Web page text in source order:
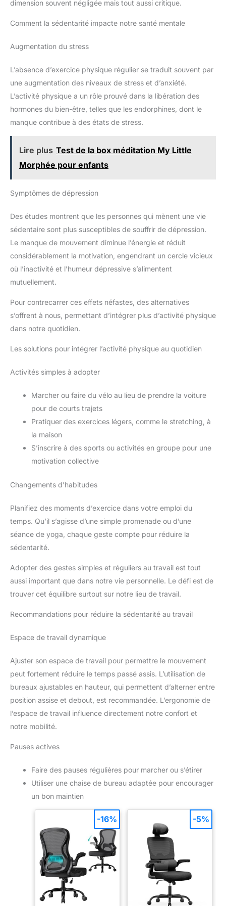
dimension souvent négligée mais tout aussi critique.
Comment la sédentarité impacte notre santé mentale
Augmentation du stress
L’absence d’exercice physique régulier se traduit souvent par
une augmentation des niveaux de stress et d’anxiété.
L’activité physique a un rôle prouvé dans la libération des
hormones du bien-être, telles que les endorphines, dont le
manque contribue à des états de stress.
Lire plus Test de la box méditation My Little
Morphée pour enfants
Symptômes de dépression
Des études montrent que les personnes qui mènent une vie
sédentaire sont plus susceptibles de souffrir de dépression.
Le manque de mouvement diminue l’énergie et réduit
considérablement la motivation, engendrant un cercle vicieux
où l’inactivité et l’humeur dépressive s’alimentent
mutuellement.
Pour contrecarrer ces effets néfastes, des alternatives
s’offrent à nous, permettant d’intégrer plus d’activité physique
dans notre quotidien.
Les solutions pour intégrer l’activité physique au quotidien
Activités simples à adopter
Marcher ou faire du vélo au lieu de prendre la voiture
pour de courts trajets
Pratiquer des exercices légers, comme le stretching, à
la maison
S’inscrire à des sports ou activités en groupe pour une
motivation collective
Changements d’habitudes
Planifiez des moments d’exercice dans votre emploi du
temps. Qu’il s’agisse d’une simple promenade ou d’une
séance de yoga, chaque geste compte pour réduire la
sédentarité.
Adopter des gestes simples et réguliers au travail est tout
aussi important que dans notre vie personnelle. Le défi est de
trouver cet équilibre surtout sur notre lieu de travail.
Recommandations pour réduire la sédentarité au travail
Espace de travail dynamique
Ajuster son espace de travail pour permettre le mouvement
peut fortement réduire le temps passé assis. L’utilisation de
bureaux ajustables en hauteur, qui permettent d’alterner entre
position assise et debout, est recommandée. L’ergonomie de
l’espace de travail influence directement notre confort et
notre mobilité.
Pauses actives
Faire des pauses régulières pour marcher ou s’étirer
Utiliser une chaise de bureau adaptée pour encourager
un bon maintien
-16% -5%